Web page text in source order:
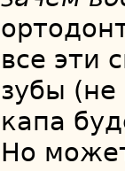
все эти
зубы
капа
Но